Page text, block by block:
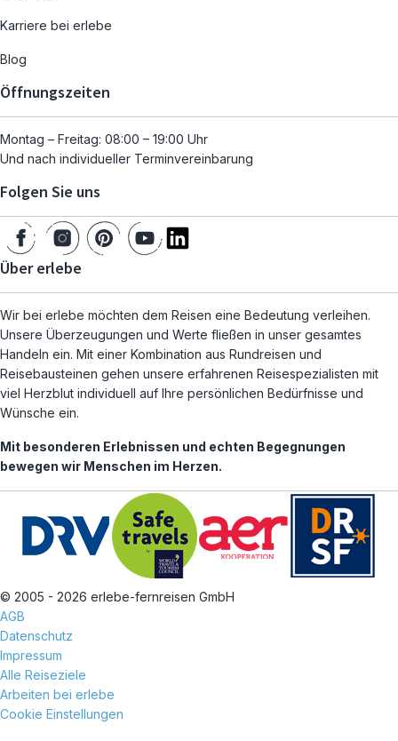
Karriere bei erlebe
Blog
Öffnungszeiten
Montag – Freitag: 08:00 – 19:00 Uhr
Und nach individueller Terminvereinbarung
Folgen Sie uns
Über erlebe
Wir bei erlebe möchten dem Reisen eine Bedeutung verleihen.
Unsere Überzeugungen und Werte fließen in unser gesamtes
Handeln ein. Mit einer Kombination aus Rundreisen und
Reisebausteinen gehen unsere erfahrenen Reisespezialisten mit
viel Herzblut individuell auf Ihre persönlichen Bedürfnisse und
Wünsche ein.
Mit besonderen Erlebnissen und echten Begegnungen
bewegen wir Menschen im Herzen.
© 2005 - 2026 erlebe-fernreisen GmbH
AGB
Datenschutz
Impressum
Alle Reiseziele
Arbeiten bei erlebe
Cookie Einstellungen